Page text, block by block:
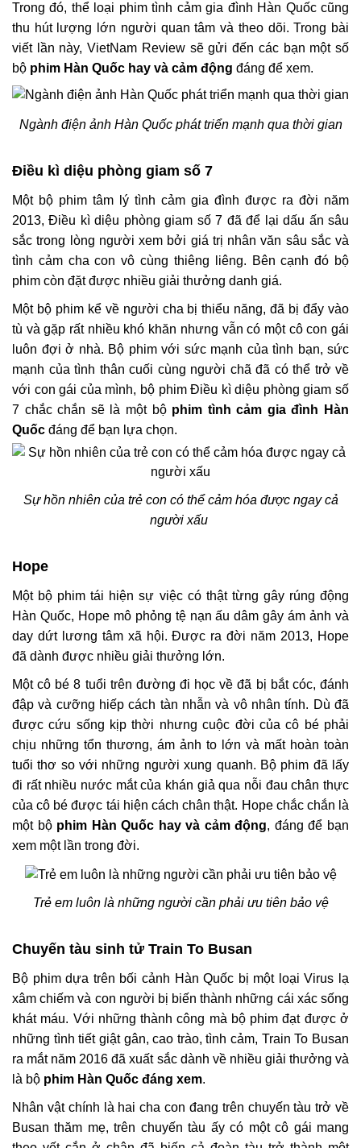
Trong đó, thể loại phim tình cảm gia đình Hàn Quốc cũng
thu hút lượng lớn người quan tâm và theo dõi. Trong bài
viết lần này, VietNam Review sẽ gửi đến các bạn một số
bộ phim Hàn Quốc hay và cảm động đáng để xem.
Ngành điện ảnh Hàn Quốc phát triển mạnh qua thời gian
Điều kì diệu phòng giam số 7
Một bộ phim tâm lý tình cảm gia đình được ra đời năm
2013, Điều kì diệu phòng giam số 7 đã để lại dấu ấn sâu
sắc trong lòng người xem bởi giá trị nhân văn sâu sắc và
tình cảm cha con vô cùng thiêng liêng. Bên cạnh đó bộ
phim còn đặt được nhiều giải thưởng danh giá.
Một bộ phim kể về người cha bị thiểu năng, đã bị đẩy vào
tù và gặp rất nhiều khó khăn nhưng vẫn có một cô con gái
luôn đợi ở nhà. Bộ phim với sức mạnh của tình bạn, sức
mạnh của tình thân cuối cùng người chã đã có thể trở về
với con gái của mình, bộ phim Điều kì diệu phòng giam số
7 chắc chắn sẽ là một bộ phim tình cảm gia đình Hàn
Quốc đáng để bạn lựa chọn.
Sự hồn nhiên của trẻ con có thể cảm hóa được ngay cả
người xấu
Hope
Một bộ phim tái hiện sự việc có thật từng gây rúng động
Hàn Quốc, Hope mô phỏng tệ nạn ấu dâm gây ám ảnh và
day dứt lương tâm xã hội. Được ra đời năm 2013, Hope
đã dành được nhiều giải thưởng lớn.
Một cô bé 8 tuổi trên đường đi học về đã bị bắt cóc, đánh
đập và cưỡng hiếp cách tàn nhẫn và vô nhân tính. Dù đã
được cứu sống kịp thời nhưng cuộc đời của cô bé phải
chịu những tổn thương, ám ảnh to lớn và mất hoàn toàn
tuổi thơ so với những người xung quanh. Bộ phim đã lấy
đi rất nhiều nước mắt của khán giả qua nỗi đau chân thực
của cô bé được tái hiện cách chân thật. Hope chắc chắn là
một bộ phim Hàn Quốc hay và cảm động, đáng để bạn
xem một lần trong đời.
Trẻ em luôn là những người cần phải ưu tiên bảo vệ
Chuyến tàu sinh tử Train To Busan
Bộ phim dựa trên bối cảnh Hàn Quốc bị một loại Virus lạ
xâm chiếm và con người bị biến thành những cái xác sống
khát máu. Với những thành công mà bộ phim đạt được ở
những tình tiết giật gân, cao trào, tình cảm, Train To Busan
ra mắt năm 2016 đã xuất sắc dành về nhiều giải thưởng và
là bộ phim Hàn Quốc đáng xem.
Nhân vật chính là hai cha con đang trên chuyến tàu trở về
Busan thăm mẹ, trên chuyến tàu ấy có một cô gái mang